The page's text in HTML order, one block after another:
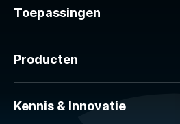
Toepassingen
Producten
Kennis & Innovatie